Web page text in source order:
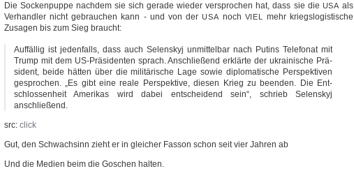
Die Socken­pup­pe nach­dem sie sich gera­de wie­der ver­spro­chen hat, dass sie die USAals
Ver­hand­ler nicht gebrau­chen kann - und von derUSAnoch VIEL mehr kriegs­lo­gis­ti­sche
Zusa­gen bis zum Sieg braucht:
Auf­fäl­lig ist jeden­falls, dass auch Selen­skyj unmit­tel­bar nach Putins Tele­fo­nat mit
Trump mit dem US-Präsidenten sprach. Anschlie­ßend erklär­te der ukrai­ni­sche Prä­
si­dent, bei­de hät­ten über die mili­tä­ri­sche Lage sowie diplo­ma­ti­sche Per­spek­ti­ven
gespro­chen. „Es gibt eine rea­le Per­spek­ti­ve, die­sen Krieg zu been­den. Die Ent­
schlos­sen­heit Ame­ri­kas wird dabei ent­schei­dend sein“, schrieb Selen­skyj
anschließend.
src: click
Gut, den Schwach­sinn zieht er in glei­cher Fas­son schon seit vier Jah­ren ab
Und die Medi­en beim die Goschen halten.